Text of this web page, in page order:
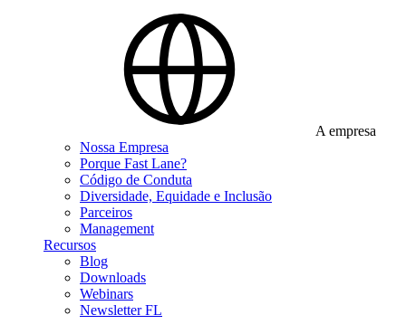
A empresa
Nossa Empresa
Porque Fast Lane?
Código de Conduta
Diversidade, Equidade e Inclusão
Parceiros
Management
Recursos
Blog
Downloads
Webinars
Newsletter FL